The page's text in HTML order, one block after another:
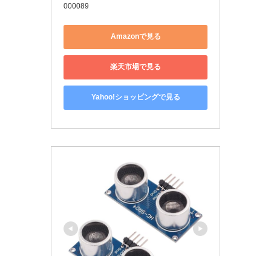
000089
Amazonで見る
楽天市場で見る
Yahoo!ショッピングで見る